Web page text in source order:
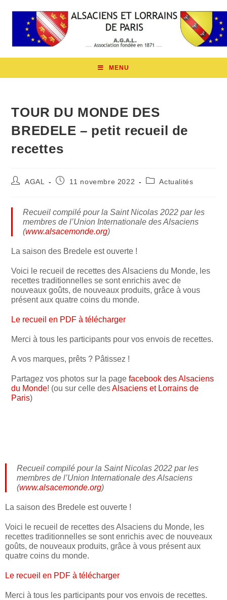
MENU
TOUR DU MONDE DES
BREDELE – petit recueil de
recettes
AGAL 11 novembre 2022 Actualités
Recueil compilé pour la Saint Nicolas 2022 par les
membres de l’Union Internationale des Alsaciens
(www.alsacemonde.org)
La saison des Bredele est ouverte !
Voici le recueil de recettes des Alsaciens du Monde, les
recettes traditionnelles se sont enrichis avec de
nouveaux goûts, de nouveaux produits, grâce à vous
présent aux quatre coins du monde.
Le recueil en PDF à télécharger
Merci à tous les participants pour vos envois de recettes.
A vos marques, prêts ? Pâtissez !
Partagez vos photos sur la pagefacebook des Alsaciens
du Monde! (ou sur celle desAlsaciens et Lorrains de
Paris)
Recueil compilé pour la Saint Nicolas 2022 par les
membres de l’Union Internationale des Alsaciens
(www.alsacemonde.org)
La saison des Bredele est ouverte !
Voici le recueil de recettes des Alsaciens du Monde, les
recettes traditionnelles se sont enrichis avec de nouveaux
goûts, de nouveaux produits, grâce à vous présent aux
quatre coins du monde.
Le recueil en PDF à télécharger
Merci à tous les participants pour vos envois de recettes.